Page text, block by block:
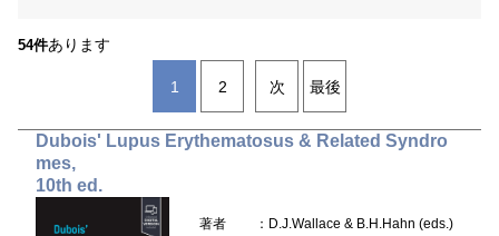
54件あります
1 2 次 最後
Dubois' Lupus Erythematosus & Related Syndro
mes,
10th ed.
著者
：D.J.Wallace & B.H.Hahn (eds.)